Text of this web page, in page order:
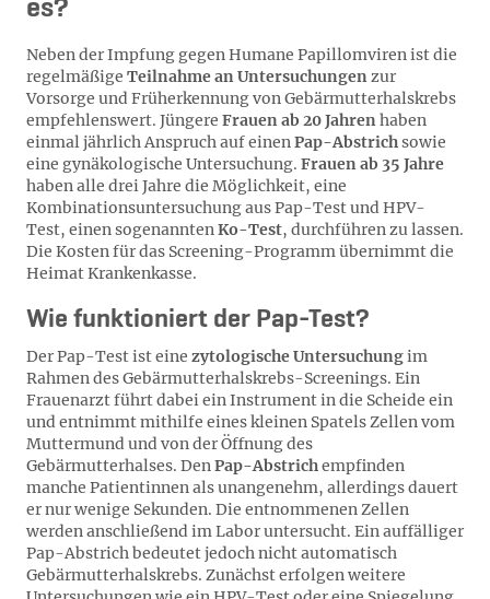
es?
Neben der Impfung gegen Humane Papillomviren ist die
regelmäßige Teilnahme an Untersuchungenzur
Vorsorge und Früherkennung von Gebärmutterhalskrebs
empfehlenswert. Jüngere Frauen ab 20 Jahrenhaben
einmal jährlich Anspruch auf einenPap-Abstrichsowie
eine gynäkologische Untersuchung. Frauen ab 35 Jahre
haben alle drei Jahre die Möglichkeit, eine
Kombinationsuntersuchung aus Pap-Test und HPV-
Test, einen sogenanntenKo-Test, durchführen zu lassen.
Die Kosten für das Screening-Programm übernimmt die
Heimat Krankenkasse.
Wie funktioniert der Pap-Test?
Der Pap-Test ist eine zytologische Untersuchungim
Rahmen des Gebärmutterhalskrebs-Screenings. Ein
Frauenarzt führt dabei ein Instrument in die Scheide ein
und entnimmt mithilfe eines kleinen Spatels Zellen vom
Muttermund und von der Öffnung des
Gebärmutterhalses. DenPap-Abstrichempfinden
manche Patientinnen als unangenehm, allerdings dauert
er nur wenige Sekunden. Die entnommenen Zellen
werden anschließend im Labor untersucht. Ein auffälliger
Pap-Abstrich bedeutet jedoch nicht automatisch
Gebärmutterhalskrebs. Zunächst erfolgen weitere